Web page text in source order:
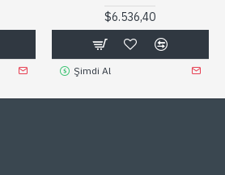
$6.536,40
Şimdi Al